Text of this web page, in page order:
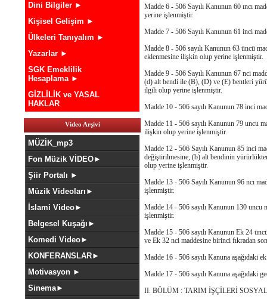
Dini Bilgiler ►
Kişisel Gelişim ►
Ülkeleri Tanıyalım ►
Yazarlar ►
SGK Emeklilik
Hesaplama ►
GİZLİLİK ve YASAL
HAKLAR
Video Arşivi
MÜZİK_mp3
Fon Müzik VİDEO►
Şiir Portalı ►
Müzik Videoları►
İslami Video►
Belgesel Kuşağı►
Komedi Video►
KONFERANSLAR►
Motivasyon ►
Sinema►
Madde 6 - 506 Sayılı Kanunun 60 ıncı
yerine işlenmiştir.
Madde 7 - 506 Sayılı Kanunun 61 inci
Madde 8 - 506 sayılı Kanunun 63 üncü
eklenmesine ilişkin olup yerine işlenmiştir.
Madde 9 - 506 Sayılı Kanunun 67 nci
(d) alt bendi ile (B), (D) ve (E) bentleri
ilgili olup yerine işlenmiştir.
Madde 10 - 506 sayılı Kanunun 78 inci
Madde 11 - 506 sayılı Kanunun 79 uncu
ilişkin olup yerine işlenmiştir.
Madde 12 - 506 Sayılı Kanunun 85 inci
değiştirilmesine, (b) alt bendinin
olup yerine işlenmiştir.
Madde 13 - 506 Sayılı Kanunun 96 ncı
işlenmiştir.
Madde 14 - 506 sayılı Kanunun 130
işlenmiştir.
Madde 15 - 506 sayılı Kanunun Ek 24
ve Ek 32 nci maddesine birinci fıkradan
Madde 16 - 506 sayılı Kanuna aşağıdaki
Madde 17 - 506 sayılı Kanuna aşağıdaki
II. BÖLÜM : TARIM İŞÇİLERİ